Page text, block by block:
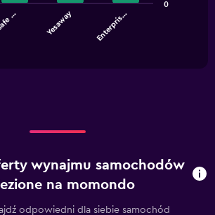
… Yesaway Enterpris…
0
wynajmu samochodów
na momondo
odpowiedni dla siebie samochód